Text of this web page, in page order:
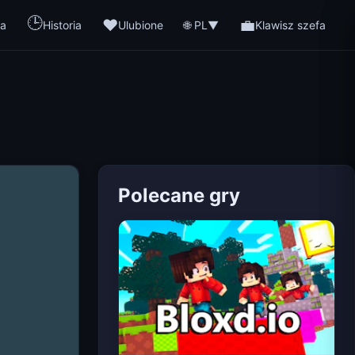
🕒Historia ❤️Ulubione 🌐 PL ▼ 💼Klawisz szefa
Polecane gry